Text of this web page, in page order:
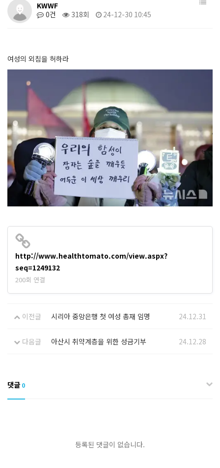
KWWF
0건
318회 24-12-30 10:45
여성의 외침을 허하라
http://www.healthtomato.com/view.aspx?
seq=1249132
200회 연결
이전글 시리아 중앙은행 첫 여성 총재 임명 24.12.31
다음글 아산시 취약계층을 위한 성금기부 24.12.28
댓글 0
등록된 댓글이 없습니다.